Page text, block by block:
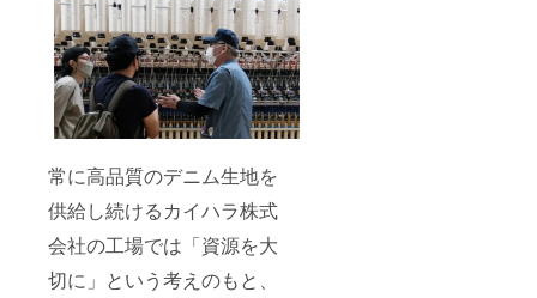
常に高品質のデニム生地を
供給し続けるカイハラ株式
会社の工場では「資源を大
切に」という考えのもと、